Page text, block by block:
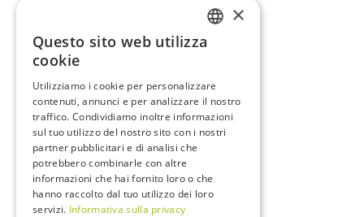
FRENCH
GERMAN
×
Questo sito web utilizza
cookie
Utilizziamo i cookie per personalizzare
contenuti, annunci e per analizzare il nostro
traffico. Condividiamo inoltre informazioni
sul tuo utilizzo del nostro sito con i nostri
partner pubblicitari e di analisi che
potrebbero combinarle con altre
informazioni che hai fornito loro o che
hanno raccolto dal tuo utilizzo dei loro
servizi. Informativa sulla privacy